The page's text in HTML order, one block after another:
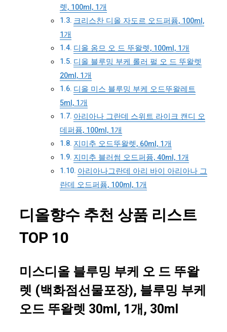
렛, 100ml, 1개
크리스찬 디올 자도르 오드퍼퓸, 100ml,
1개
디올 옴므 오 드 뚜왈렛, 100ml, 1개
디올 블루밍 부케 롤러 펄 오 드 뚜왈렛
20ml, 1개
디올 미스 블루밍 부케 오드뚜왈레트
5ml, 1개
아리아나 그란데 스위트 라이크 캔디 오
데퍼퓸, 100ml, 1개
지미추 오드뚜왈렛, 60ml, 1개
지미추 블러썸 오드퍼퓸, 40ml, 1개
아리아나그란데 아리 바이 아리아나 그
란데 오드퍼퓸, 100ml, 1개
디올향수 추천 상품 리스트
TOP 10
미스디올 블루밍 부케 오 드 뚜왈
렛 (백화점선물포장), 블루밍 부케
오드 뚜왈렛 30ml, 1개, 30ml